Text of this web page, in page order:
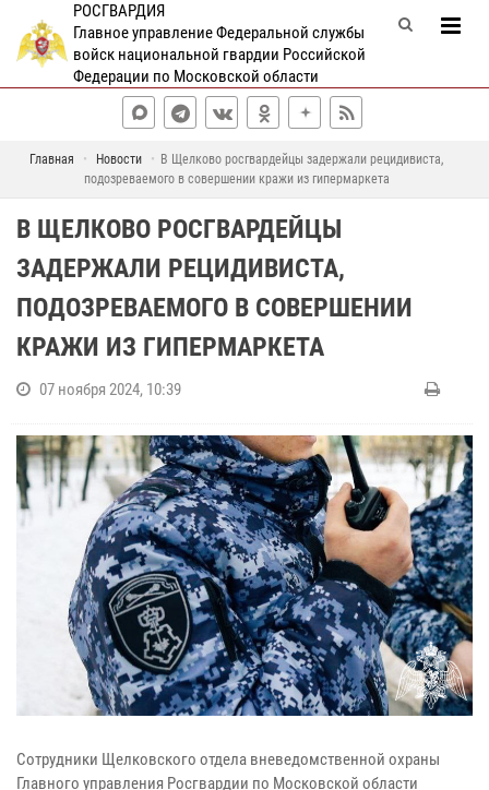
РОСГВАРДИЯ
Главное управление Федеральной службы
войск национальной гвардии Российской
Федерации по Московской области
Главная Новости
В Щелково росгвардейцы задержали рецидивиста,
подозреваемого в совершении кражи из гипермаркета
В ЩЕЛКОВО РОСГВАРДЕЙЦЫ
ЗАДЕРЖАЛИ РЕЦИДИВИСТА,
ПОДОЗРЕВАЕМОГО В СОВЕРШЕНИИ
КРАЖИ ИЗ ГИПЕРМАРКЕТА
07 ноября 2024, 10:39
Сотрудники Щелковского отдела вневедомственной охраны
Главного управления Росгвардии по Московской области